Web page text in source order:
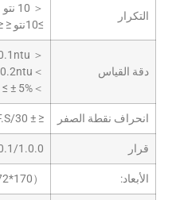
التكرار
＜ 10 نتو ， ≤ ± 0.1 نتو ；
≥10نتو ≤ ≤ ± 1%؛
دقة القياس
＜ 1ntu ， ≤ ± 0.1ntu ；
＞1ntu ＞4ntu ＞4ntu ≤ ± 0.2ntu ；
＞4ntu ， ≤ ± 5%
انحراف نقطة الصفر ≤ ± 0.3%F.S/30 دقيقة
قرار 0.01/
الأبعاد: （170*72*44） مم